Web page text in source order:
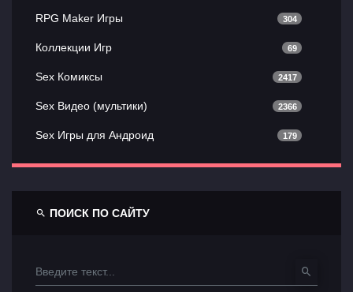
RPG Maker Игры 304
Коллекции Игр 69
Sex Комиксы 2417
Sex Видео (мультики) 2366
Sex Игры для Андроид 179
ПОИСК ПО САЙТУ